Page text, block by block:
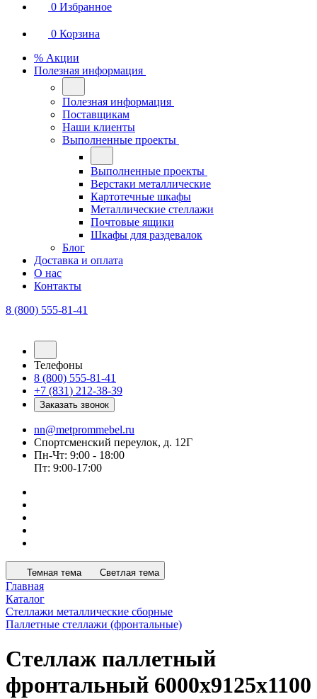
0 Избранное
0 Корзина
% Акции
Полезная информация
Полезная информация
Поставщикам
Наши клиенты
Выполненные проекты
Выполненные проекты
Верстаки металлические
Картотечные шкафы
Металлические стеллажи
Почтовые ящики
Шкафы для раздевалок
Блог
Доставка и оплата
О нас
Контакты
8 (800) 555-81-41
Телефоны
8 (800) 555-81-41
+7 (831) 212-38-39
Заказать звонок
nn@metprommebel.ru
Спортсменский переулок, д. 12Г
Пн-Чт: 9:00 - 18:00
Пт: 9:00-17:00
Темная тема Светлая тема
Главная
Каталог
Стеллажи металлические сборные
Паллетные стеллажи (фронтальные)
Стеллаж паллетный
фронтальный 6000x9125x1100